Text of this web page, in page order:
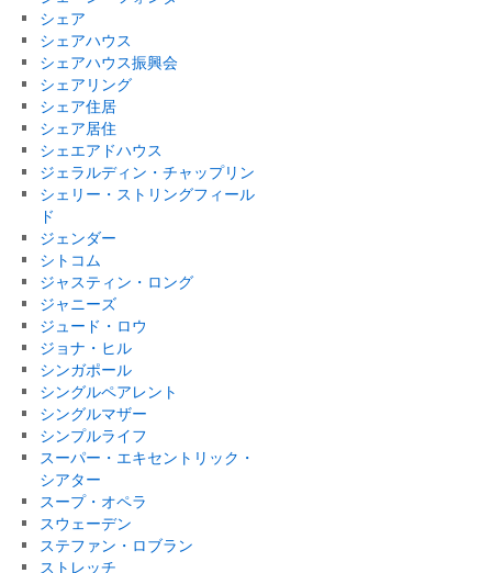
シェア
シェアハウス
シェアハウス振興会
シェアリング
シェア住居
シェア居住
シェエアドハウス
ジェラルディン・チャップリン
シェリー・ストリングフィール
ド
ジェンダー
シトコム
ジャスティン・ロング
ジャニーズ
ジュード・ロウ
ジョナ・ヒル
シンガポール
シングルペアレント
シングルマザー
シンプルライフ
スーパー・エキセントリック・
シアター
スープ・オペラ
スウェーデン
ステファン・ロブラン
ストレッチ